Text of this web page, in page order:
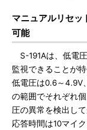
マニュアルリセッ
可能
S-191Aは、低電
監視できることが
低電圧は0.6～4.9V
の範囲でそれぞれ
圧の異常を検出し
応答時間は10マイ